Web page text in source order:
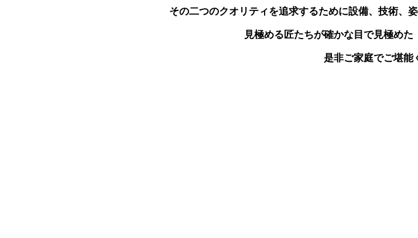
その二つのクオリティを追求するために設備、技術、
見極める匠たちが確かな目で見極め
是非ご家庭でご堪能